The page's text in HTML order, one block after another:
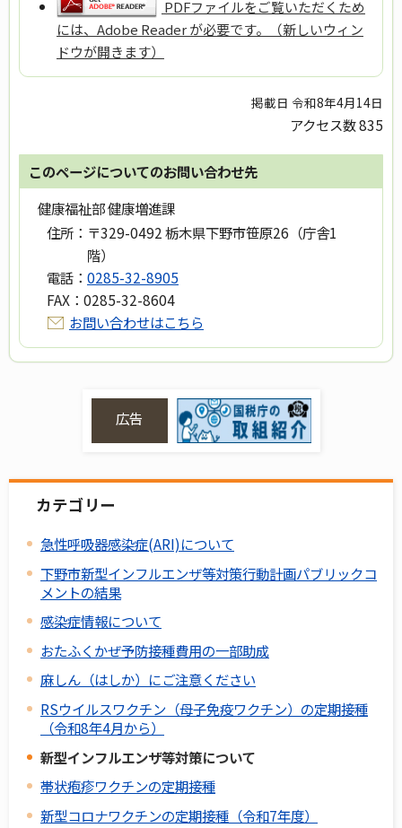
PDFファイルをご覧いただくため
には、Adobe Reader が必要です。（新しいウィン
ドウが開きます）
掲載日 令和8年4月14日
アクセス数835
このページについてのお問い合わせ先
健康福祉部 健康増進課
住所： 〒329-0492 栃木県下野市笹原26（庁舎1
階）
電話： 0285-32-8905
FAX： 0285-32-8604
お問い合わせはこちら
広告
カテゴリー
急性呼吸器感染症(ARI)について
下野市新型インフルエンザ等対策行動計画パブリックコ
メントの結果
感染症情報について
おたふくかぜ予防接種費用の一部助成
麻しん（はしか）にご注意ください
RSウイルスワクチン（母子免疫ワクチン）の定期接種
（令和8年4月から）
新型インフルエンザ等対策について
帯状疱疹ワクチンの定期接種
新型コロナワクチンの定期接種（令和7年度）